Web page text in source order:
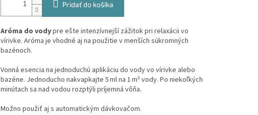
Pridať do košíka
Aróma do vodypre ešte intenzívnejší zážitok pri relaxácii vo
vírivke. Aróma je vhodné aj na použitie v menších súkromných
bazénoch.
Vonná esencia na jednoduchú aplikáciu do vody vo vírivke alebo
bazéne. Jednoducho nakvapkajte 5 ml na 1 m³ vody. Po niekoľkých
minútach sa nad vodou rozptýli príjemná vôňa.
Možno použiť aj s automatickým dávkovačom.